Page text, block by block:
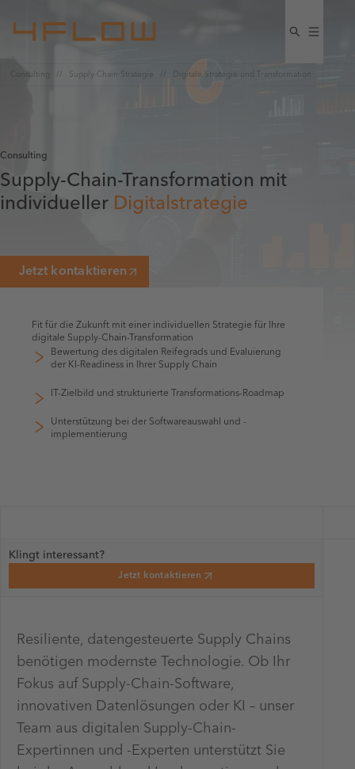
Consulting Supply-Chain-Strategie Digitale Strategie und Transformation
Consulting
Supply-Chain-Transformation mit
individueller Digitalstrategie
Jetzt kontaktieren
Fit für die Zukunft mit einer individuellen Strategie für Ihre
digitale Supply-Chain-Transformation
Bewertung des digitalen Reifegrads und Evaluierung
der KI-Readiness in Ihrer Supply Chain
IT-Zielbild und strukturierte Transformations-Roadmap
Unterstützung bei der Softwareauswahl und -
implementierung
Resiliente, datengesteuerte Supply Chains
benötigen modernste Technologie. Ob Ihr
Fokus auf Supply-Chain-Software,
innovativen Datenlösungen oder KI – unser
Team aus digitalen Supply-Chain-
Expertinnen und -Experten unterstützt Sie
Klingt interessant?
Jetzt kontaktieren